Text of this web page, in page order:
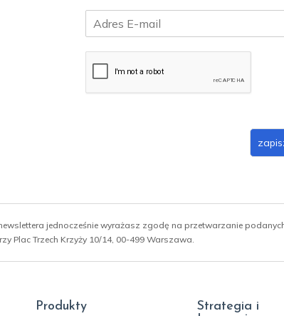
m
jednocześnie wyrażasz zgodę na przetwarzanie
Plac Trzech Krzyży 10/14, 00-499 Warszawa.
Produkty
Strategia i